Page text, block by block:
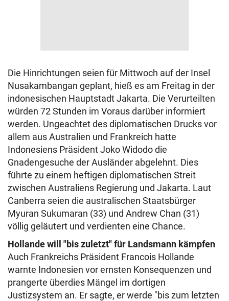
Die Hinrichtungen seien für Mittwoch auf der Insel
Nusakambangan geplant, hieß es am Freitag in der
indonesischen Hauptstadt Jakarta. Die Verurteilten
würden 72 Stunden im Voraus darüber informiert
werden. Ungeachtet des diplomatischen Drucks vor
allem aus Australien und Frankreich hatte
Indonesiens Präsident Joko Widodo die
Gnadengesuche der Ausländer abgelehnt. Dies
führte zu einem heftigen diplomatischen Streit
zwischen Australiens Regierung und Jakarta. Laut
Canberra seien die australischen Staatsbürger
Myuran Sukumaran (33) und Andrew Chan (31)
völlig geläutert und verdienten eine Chance.
Hollande will "bis zuletzt" für Landsmann kämpfen
Auch Frankreichs Präsident Francois Hollande
warnte Indonesien vor ernsten Konsequenzen und
prangerte überdies Mängel im dortigen
Justizsystem an. Er sagte, er werde "bis zum letzten